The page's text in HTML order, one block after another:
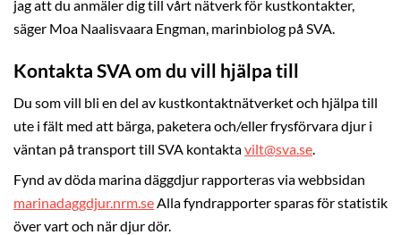
jag att du anmäler dig till vårt nätverk för kustkontakter,
säger Moa Naalisvaara Engman, marinbiolog på SVA.
Kontakta SVA om du vill hjälpa till
Du som vill bli en del av kustkontaktnätverket och hjälpa till
ute i fält med att bärga, paketera och/eller frysförvara djur i
väntan på transport till SVA kontaktavilt@sva.se.
Fynd av döda marina däggdjur rapporteras via webbsidan
marinadaggdjur.nrm.se Alla fyndrapporter sparas för statistik
över vart och när djur dör.